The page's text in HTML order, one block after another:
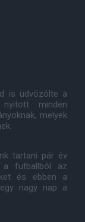
is üdvözölte a
nyitott minden
melyek
tartani pár év
a futballból az
és ebben a
nagy nap a